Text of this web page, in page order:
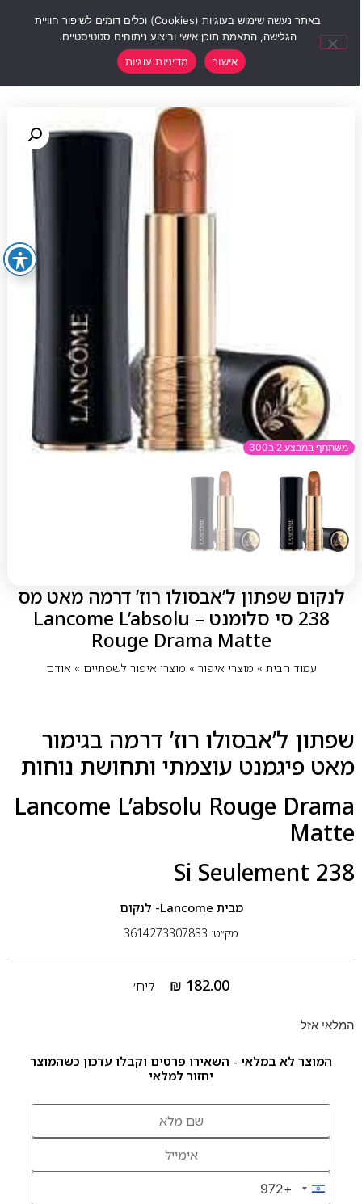
משתתף במבצע 2 ב300
לנקום שפתון ל’אבסולו רוז’ דרמה מאט מס
238 סי סלומנט – Lancome L’absolu
Rouge Drama Matte
עמוד הבית» מוצרי איפור» מוצרי איפור לשפתיים» אודם
שפתון ל’אבסולו רוז’ דרמה בגימור
מאט פיגמנט עוצמתי ותחושת נוחות
Lancome L’absolu Rouge Drama
Matte
238 Si Seulement
מבית Lancome- לנקום
מק״ט: 3614273307833
₪ 182.00 ליח׳
המלאי אזל
המוצר לא במלאי - השאירו פרטים וקבלו עדכון כשהמוצר
יחזור למלאי
Israel +972
+972
באתר נעשה שימוש בעוגיות (Cookies) וכלים דומים לשיפור חוויית
הגלישה, התאמת תוכן אישי וביצוע ניתוחים סטטיסטיים.
אישור
מדיניות עוגיות